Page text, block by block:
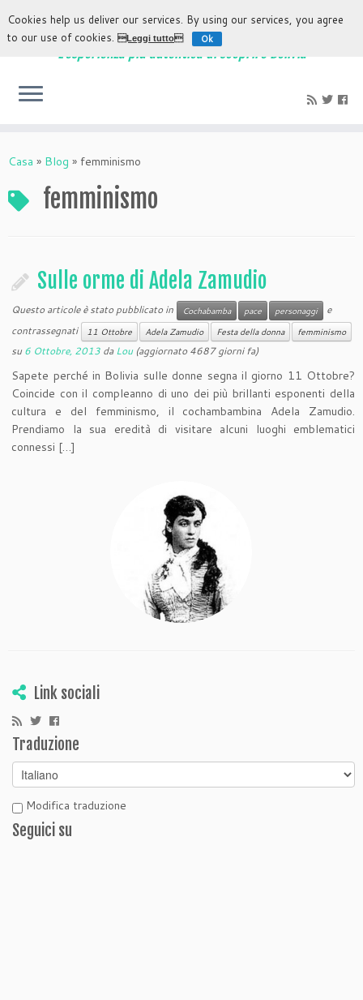
L'esperienza più autentica di scoprire Bolivia
Casa » Blog » femminismo
femminismo
Sulle orme di Adela Zamudio
Questo articole è stato pubblicato in Cochabamba pace personaggi
e
contrassegnati
11 Ottobre Adela Zamudio Festa della donna femminismo
su6 Ottobre, 2013 daLou(aggiornato 4687 giorni fa)
Sapete perché in Bolivia sulle donne segna il giorno 11 Ottobre?
Coincide con il compleanno di uno dei più brillanti esponenti della
cultura e del femminismo, il cochambambina Adela Zamudio.
Prendiamo la sua eredità di visitare alcuni luoghi emblematici
connessi […]
Link sociali
Traduzione
Modifica traduzione
Seguici su
Cookies help us deliver our services. By using our services, you agree
to our use of cookies.Leggi tutto Ok